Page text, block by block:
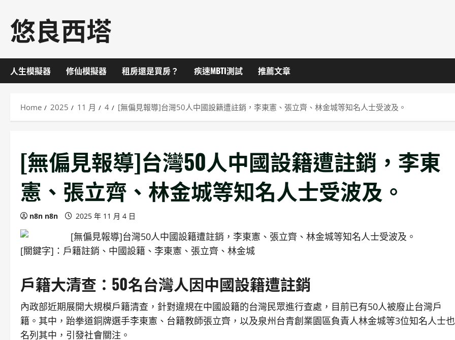
content
悠良西塔
人生模擬器 修仙模擬器 租房還是買房？ 疾速MBTI測試 推薦文章
Home 2025 11 月 4 [無偏見報導]台灣50人中國設籍遭註銷，李東憲、張立齊、林金城等知名人士受波及。
[無偏見報導]台灣50人中國設籍遭註銷，李東
憲、張立齊、林金城等知名人士受波及。
n8n n8n 2025 年 11 月 4 日
[關鍵字]：戶籍註銷、中國設籍、李東憲、張立齊、林金城
戶籍大清查：50名台灣人因中國設籍遭註銷
內政部近期展開大規模戶籍清查，針對違規在中國設籍的台灣民眾進行查處，目前已有50人被廢止台灣戶
籍。其中，跆拳道銅牌選手李東憲、台籍教師張立齊，以及泉州台青創業園區負責人林金城等3位知名人士也
名列其中，引發社會關注。